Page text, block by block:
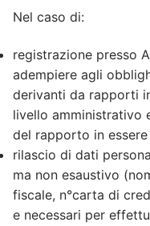
Nel caso di:
registrazione presso
adempiere agli
derivanti da rapporti
livello amministrativo
del rapporto in
rilascio di dati
ma non esaustivo
fiscale, n°carta di
e necessari per